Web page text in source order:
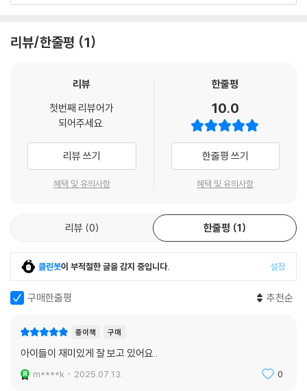
- 판타지를 좋아하지만 긴 글을 읽기 어려워하는 아이에게 잘 맞는다. 도서
- 일곱 살, 아홉 살인 내 아이들이 매일 밤 읽고 싶어서 견딜 수 없어 한다.
다 읽고 다음 권을 읽고 싶어 한다. 아주 멋진 책이다.
- 훌륭하고 환상적이다. 별 8,000개를 주고 싶을 정도다. 드래곤에 관한
책이라는 것이 마음에 든다!
환상적인 서사의 세계관 속으로
판타지는 기본적으로 ‘세계관’을 다루는 장르다. 스토리에 드러나지 않더
다시 독자들을 작품 속으로 끌어들이는 요소가 된다. 어린이 독자들에게
판타지가 필요한 이유는 재미있고 신기한 이야기를 읽으며 독서의 즐거움
이 문해력을 기르는 데도 도움이 되기 때문이다. 책 읽기를 시작한 어린 독
자들을 닿아 본 적 없는 미지의 세계로 초대한다.
다. 판타지 이미지를 담은 표지는 환상적인 세계로 쉽게 들어설 수 있게 도
와주고, 본격적인 이야기가 흐르는 본문에는 포인트 컬러를 넣어 단조로운
흑백의 동화책이 좀 더 생생하게 살아나 읽는 재미를 한층 높였다. 한국어
오늘도 우리는 모험 가득한 드래곤 마스터의 세계로 떠난다!
그림책을 좋아하는 일곱 살 우리 아이가 서서히 긴 글 읽기를 시작하길 바
이에게는 큰 부담이 된다는 걸 느낄 수 있었습니다. 그러던 어느 날, 꽤 긴
글을 몰입해 읽는 아이를 발견했습니다. 바로 이 책 《드래곤 마스터》였습
니다. 매력적인 주인공들이 펼쳐나가는 환상적인 모험의 세계는 아이의 흥
미를 끌기에 충분했지요. 빠른 스토리 전개에 몰입도 높은 에피소드는 엄
마인 저도 빠져들었습니다. 긴 서사임에도 불구하고 아이는 이야기의 구조
다. 다양한 책을 읽어 나갈 우리 아이들의 독서 습관을 만들어 줄 첫 책으로
이만한 작품은 없을 듯합니다. 오늘도 일곱 살 저희 아들은 모험과 신비가
가득한 ‘드래곤 마스터’의 세계로 떠났습니다.
리뷰/한줄평 1
리뷰
첫번째 리뷰어가
되어주세요.
리뷰 쓰기
혜택 및 유의사항
한줄평
10.0
한줄평 쓰기
혜택 및 유의사항
리뷰 0 한줄평 1
클린봇이 부적절한 글을 감지 중입니다. 설정
구매한줄평 추천순
종이책 구매
아이들이 재미있게 잘 보고 있어요..
m****k 2025.07.13. 0